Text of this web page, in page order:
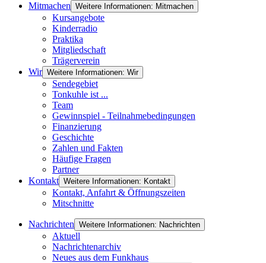
Mitmachen Weitere Informationen: Mitmachen
Kursangebote
Kinderradio
Praktika
Mitgliedschaft
Trägerverein
Wir Weitere Informationen: Wir
Sendegebiet
Tonkuhle ist ...
Team
Gewinnspiel - Teilnahmebedingungen
Finanzierung
Geschichte
Zahlen und Fakten
Häufige Fragen
Partner
Kontakt Weitere Informationen: Kontakt
Kontakt, Anfahrt & Öffnungszeiten
Mitschnitte
Nachrichten Weitere Informationen: Nachrichten
Aktuell
Nachrichtenarchiv
Neues aus dem Funkhaus